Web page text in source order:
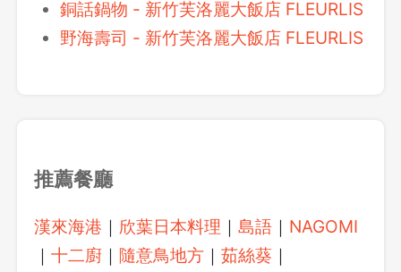
銅話鍋物 - 新竹芙洛麗大飯店 FLEURLIS
野海壽司 - 新竹芙洛麗大飯店 FLEURLIS
推薦餐廳
漢來海港 ｜ 欣葉日本料理 ｜島語 ｜ NAGOMI
｜十二廚 ｜隨意鳥地方 ｜茹絲葵 ｜